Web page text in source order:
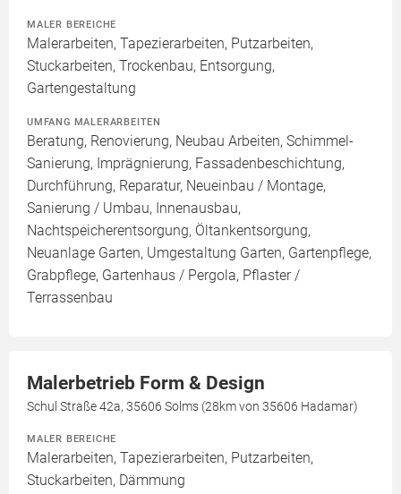
MALER BEREICHE
Malerarbeiten, Tapezierarbeiten, Putzarbeiten,
Stuckarbeiten, Trockenbau, Entsorgung,
Gartengestaltung
UMFANG MALERARBEITEN
Beratung, Renovierung, Neubau Arbeiten, Schimmel-
Sanierung, Imprägnierung, Fassadenbeschichtung,
Durchführung, Reparatur, Neueinbau / Montage,
Sanierung / Umbau, Innenausbau,
Nachtspeicherentsorgung, Öltankentsorgung,
Neuanlage Garten, Umgestaltung Garten, Gartenpflege,
Grabpflege, Gartenhaus / Pergola, Pflaster /
Terrassenbau
Malerbetrieb Form & Design
Schul Straße 42a, 35606 Solms (28km von 35606 Hadamar)
MALER BEREICHE
Malerarbeiten, Tapezierarbeiten, Putzarbeiten,
Stuckarbeiten, Dämmung